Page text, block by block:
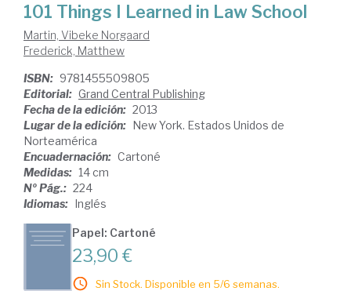
101 Things I Learned in Law School
Martin, Vibeke Norgaard
Frederick, Matthew
ISBN: 9781455509805
Editorial: Grand Central Publishing
Fecha de la edición: 2013
Lugar de la edición: New York. Estados Unidos de
Norteamérica
Encuadernación: Cartoné
Medidas: 14 cm
Nº Pág.: 224
Idiomas: Inglés
Papel: Cartoné
23,90 €
Sin Stock. Disponible en 5/6 semanas.